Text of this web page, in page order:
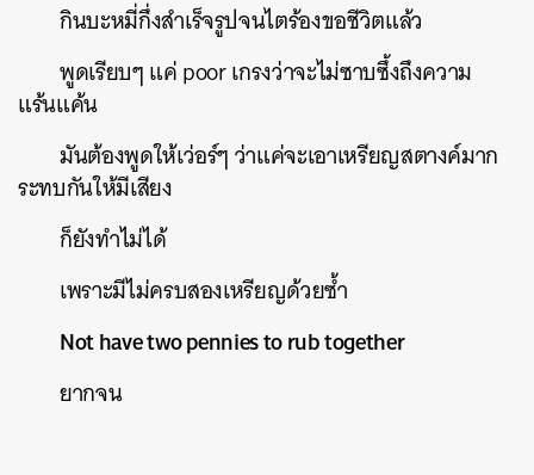
กินบะหมี่กึ่งสำเร็จรูปจนไตร้องขอชีวิตแล้ว
พูดเรียบๆแค่poorเกรงว่าจะไม่ซาบซึ้งถึงความ
แร้นแค้น
มันต้องพูดให้เว่อร์ๆว่าแค่จะเอาเหรียญสตางค์มาก
ระทบกันให้มีเสียง
ก็ยังทำไม่ได้
เพราะมีไม่ครบสองเหรียญด้วยซ้ำ
Not have two pennies to rub together
ยากจน